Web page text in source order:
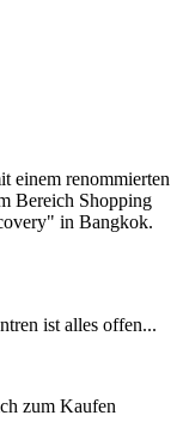
einem renommierten
Bereich Shopping
in Bangkok.
ist alles offen...
zum Kaufen